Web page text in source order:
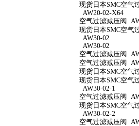
现货日本SMC空气
AW20-02-X64
空气过滤减压阀
现货日本SMC空气
AW30-02
AW30-02
空气过滤减压阀
空气过滤减压阀
现货日本SMC空气
现货日本SMC空气
AW30-02-1
空气过滤减压阀
现货日本SMC空气
AW30-02-2
空气过滤减压阀